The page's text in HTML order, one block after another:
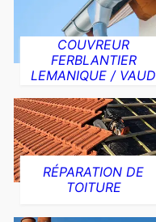
COUVREUR
FERBLANTIER
LEMANIQUE / VAUD
RÉPARATION DE
TOITURE